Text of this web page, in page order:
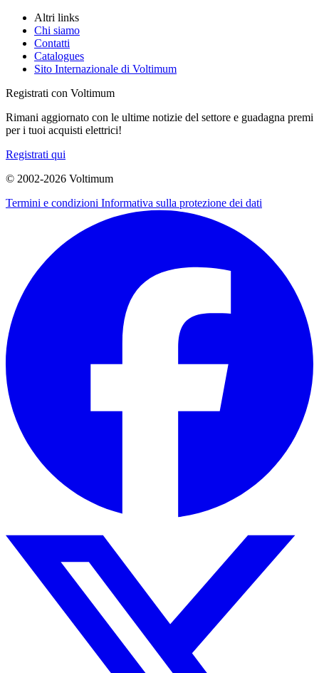
Altri links
Chi siamo
Contatti
Catalogues
Sito Internazionale di Voltimum
Registrati con Voltimum
Rimani aggiornato con le ultime notizie del settore e guadagna premi
per i tuoi acquisti elettrici!
Registrati qui
© 2002-2026 Voltimum
Termini e condizioni Informativa sulla protezione dei dati